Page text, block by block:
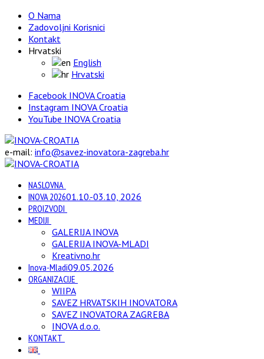
O Nama
Zadovoljni Korisnici
Kontakt
Hrvatski
English
Hrvatski
Facebook INOVA Croatia
Instagram INOVA Croatia
YouTube INOVA Croatia
e-mail: info@savez-inovatora-zagreba.hr
NASLOVNA
INOVA 202601.10.-03.10, 2026
PROIZVODI
MEDIJI
GALERIJA INOVA
GALERIJA INOVA-MLADI
Kreativno.hr
Inova-Mladi09.05.2026
ORGANIZACIJE
WIIPA
SAVEZ HRVATSKIH INOVATORA
SAVEZ INOVATORA ZAGREBA
INOVA d.o.o.
KONTAKT